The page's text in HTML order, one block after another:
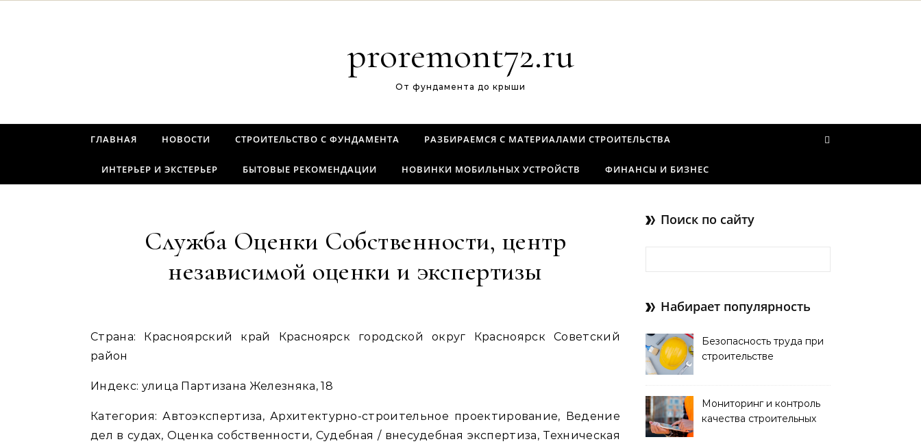
proremont72.ru
От фундамента до крыши
ГЛАВНАЯ НОВОСТИ СТРОИТЕЛЬСТВО С ФУНДАМЕНТА РАЗБИРАЕМСЯ С МАТЕРИАЛАМИ СТРОИТЕЛЬСТВА
ИНТЕРЬЕР И ЭКСТЕРЬЕР БЫТОВЫЕ РЕКОМЕНДАЦИИ НОВИНКИ МОБИЛЬНЫХ УСТРОЙСТВ ФИНАНСЫ И БИЗНЕС
Служба Оценки Собственности, центр
независимой оценки и экспертизы
Страна: Красноярский край Красноярск городской округ Красноярск Советский
район
Индекс: улица Партизана Железняка, 18
Категория: Автоэкспертиза, Архитектурно-строительное проектирование, Ведение
дел в судах, Оценка собственности, Судебная / внесудебная экспертиза, Техническая
Поиск по сайту
Набирает популярность
Безопасность труда при
строительстве
Мониторинг и контроль
качества строительных